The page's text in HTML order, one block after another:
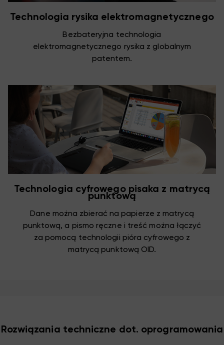
Technologia rysika elektromagnetycznego
Bezbateryjna technologia
elektromagnetycznego rysika z globalnym
patentem.
Technologia cyfrowego pisaka z matrycą
punktową
Dane można zbierać na papierze z matrycą
punktową, a pismo ręczne i treść można łączyć
za pomocą technologii pióra cyfrowego z
matrycą punktową OID.
Rozwiązania techniczne dot. oprogramowania